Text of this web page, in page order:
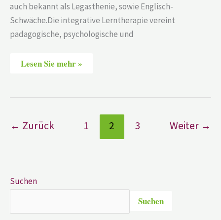
auch bekannt als Legasthenie, sowie Englisch-
Schwäche.Die integrative Lerntherapie vereint
pädagogische, psychologische und
Lesen Sie mehr »
← Zurück 1 2 3 Weiter →
Suchen
Suchen